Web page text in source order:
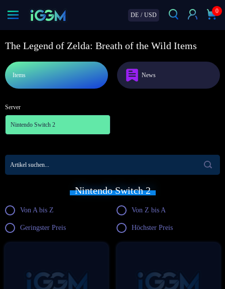
DE / USD
0
The Legend of Zelda: Breath of the Wild Items
Items News
Server
Nintendo Switch 2
Nintendo Switch 2
Von A bis Z Von Z bis A
Geringster Preis Höchster Preis